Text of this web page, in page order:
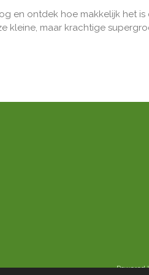
en ontdek hoe makkelijk het is
kleine, maar krachtige
Powered